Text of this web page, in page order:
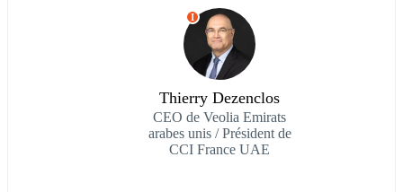
I
Thierry Dezenclos
CEO de Veolia Emirats
arabes unis / Président de
CCI France UAE